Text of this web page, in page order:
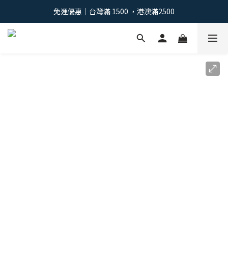
免運優惠｜台灣滿 1500 ，港澳滿2500
免運優惠｜台灣滿 1500 ，港澳滿2500
註冊會員：獲得100元購物金 >